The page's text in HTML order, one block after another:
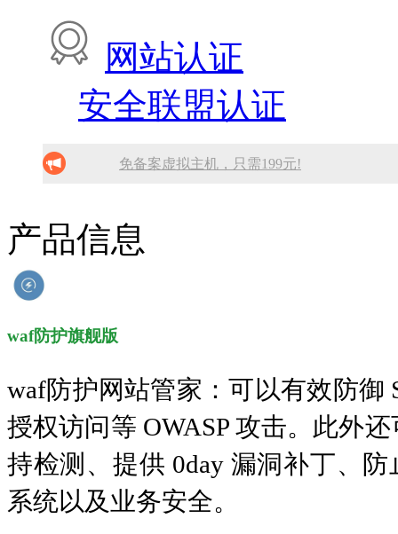
网站认证
安全联盟认证
免备案虚拟主机，只需199元!
找人做网站/服务器维护！
产品信息
waf防护旗舰版
waf防护网站管家：可以有效防御
授权访问等 OWASP 攻击。此外
持检测、提供 0day 漏洞补丁、
系统以及业务安全。